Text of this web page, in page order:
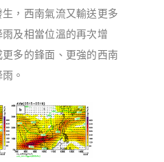
，西南氣流又輸送更多
及相當位溫的再次增
多的鋒面、更強的西南
。